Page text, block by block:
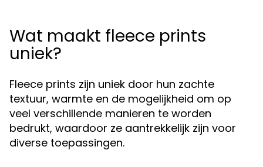
Wat maakt fleece prints
uniek?
Fleece prints zijn uniek door hun zachte
textuur, warmte en de mogelijkheid om op
veel verschillende manieren te worden
bedrukt, waardoor ze aantrekkelijk zijn voor
diverse toepassingen.